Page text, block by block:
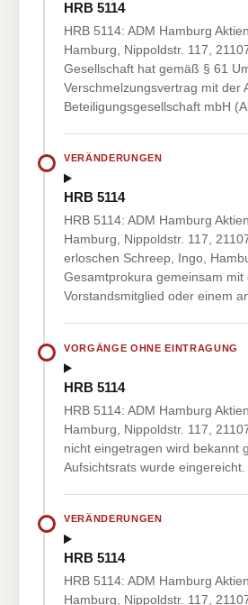
HRB 5114
HRB 5114: ADM Hamburg
Hamburg, Nippoldstr. 117,
Gesellschaft hat gemäß § 61
Verschmelzungsvertrag mit der
Beteiligungsgesellschaft mbH
VERÄNDERUNGEN
HRB 5114
HRB 5114: ADM Hamburg
Hamburg, Nippoldstr. 117,
erloschen Schreep, Ingo,
Gesamtprokura gemeinsam mit
Vorstandsmitglied oder einem
VORGÄNGE OHNE EINTRAGUNG
HRB 5114
HRB 5114: ADM Hamburg
Hamburg, Nippoldstr. 117,
nicht eingetragen wird bekannt
Aufsichtsrats wurde eingereicht.
VERÄNDERUNGEN
HRB 5114
HRB 5114: ADM Hamburg
Hamburg, Nippoldstr. 117,